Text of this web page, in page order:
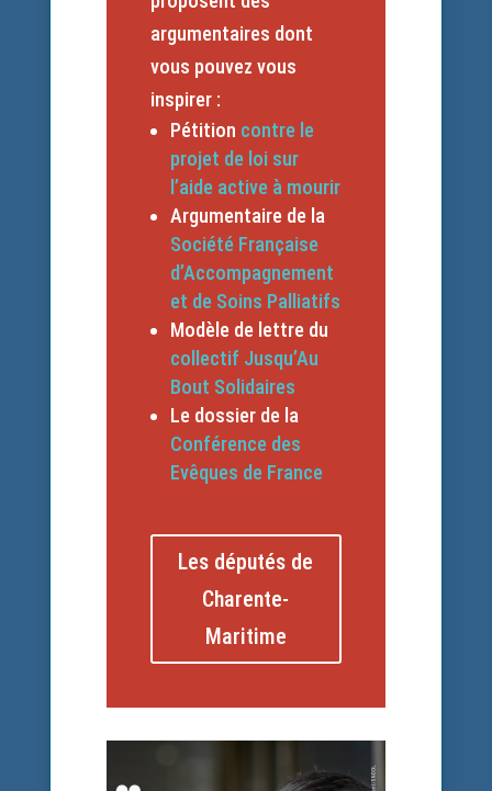
argumentaires dont
vous pouvez vous
inspirer :
Pétition contre le
projet de loi sur
l’aide active à mourir
Argumentaire de la
Société Française
d’Accompagnement
et de Soins Palliatifs
Modèle de lettre du
collectif Jusqu’Au
Bout Solidaires
Le dossier de la
Conférence des
Evêques de France
Les députés de
Charente-
Maritime